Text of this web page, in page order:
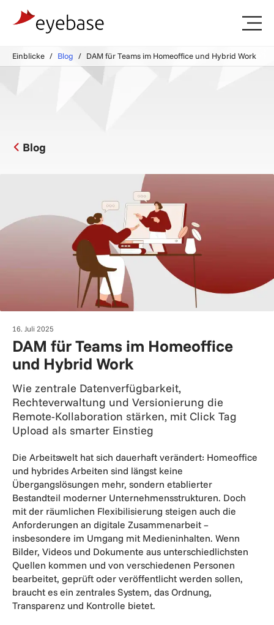
Einblicke Blog DAM für Teams im Homeoffice und Hybrid Work
Blog
16. Juli 2025
DAM für Teams im Homeoffice
und Hybrid Work
Wie zentrale Datenverfügbarkeit,
Rechteverwaltung und Versionierung die
Remote-Kollaboration stärken, mit Click Tag
Upload als smarter Einstieg
Die Arbeitswelt hat sich dauerhaft verändert: Homeoffice
und hybrides Arbeiten sind längst keine
Übergangslösungen mehr, sondern etablierter
Bestandteil moderner Unternehmensstrukturen. Doch
mit der räumlichen Flexibilisierung steigen auch die
Anforderungen an digitale Zusammenarbeit –
insbesondere im Umgang mit Medieninhalten. Wenn
Bilder, Videos und Dokumente aus unterschiedlichsten
Quellen kommen und von verschiedenen Personen
bearbeitet, geprüft oder veröffentlicht werden sollen,
braucht es ein zentrales System, das Ordnung,
Transparenz und Kontrolle bietet.